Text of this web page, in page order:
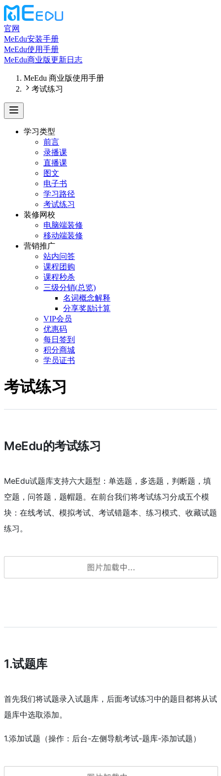
官网
MeEdu安装手册
MeEdu使用手册
MeEdu商业版更新日志
MeEdu 商业版使用手册
考试练习
学习类型
前言
录播课
直播课
图文
电子书
学习路径
考试练习
装修网校
电脑端装修
移动端装修
营销推广
站内问答
课程团购
课程秒杀
三级分销(总览)
名词概念解释
分享奖励计算
VIP会员
优惠码
每日签到
积分商城
学员证书
考试练习
MeEdu的考试练习
MeEdu试题库支持六大题型：单选题，多选题，判断题，填
空题，问答题，题帽题。在前台我们将考试练习分成五个模
块：在线考试、模拟考试、考试错题本、练习模式、收藏试题
练习。
1.试题库
首先我们将试题录入试题库，后面考试练习中的题目都将从试
题库中选取添加。
1.添加试题（操作：后台-左侧导航考试-题库-添加试题）